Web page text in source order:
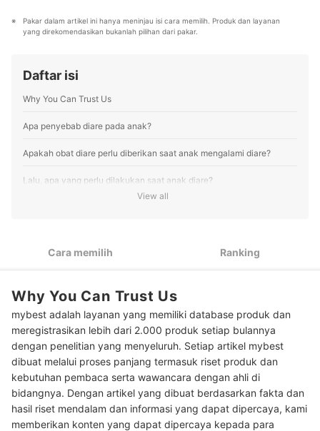
Profil dr. Devie Kristiani
kesehatan untuk start-up telemedisin selama 1 tahun.
Ia aktif menyunting artikel dan telah mewawancarai
Pakar dalam artikel ini hanya meninjau isi cara memilih. Produk dan layanan
yang direkomendasikan bukanlah pilihan dari pakar.
Daftar isi
Why You Can Trust Us
Apa penyebab diare pada anak?
Apakah obat diare perlu diberikan saat anak mengalami diare?
Lalu, apa yang perlu dilakukan saat anak diare?
Meski tidak wajib, Anda boleh mempertimbangkan produk
mikrobiota pada usus
3
Untuk mencegah terjadinya dehidrasi, pilihlah oralit yang
kandungannya sudah sesuai dengan kebutuhan cairan anak
4
Dapatkan produk sesuai dengan rentang usia anak; Pastikan
pula produk tersebut memiliki label BPOM
10 Rekomendasi obat diare anak terbaik
View all
Cara memilih Ranking
Why You Can Trust Us
mybest adalah layanan yang memiliki database produk dan
meregistrasikan lebih dari 2.000 produk setiap bulannya
dengan penelitian yang menyeluruh. Setiap artikel mybest
dibuat melalui proses panjang termasuk riset produk dan
kebutuhan pembaca serta wawancara dengan ahli di
bidangnya. Dengan artikel yang dibuat berdasarkan fakta dan
hasil riset mendalam dan informasi yang dapat dipercaya, kami
memberikan konten yang dapat dipercaya kepada para